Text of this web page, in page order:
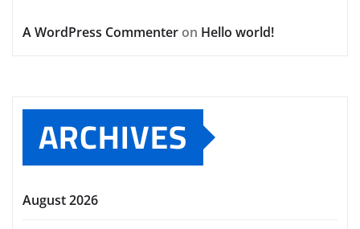
A WordPress Commenter on Hello world!
ARCHIVES
August 2026